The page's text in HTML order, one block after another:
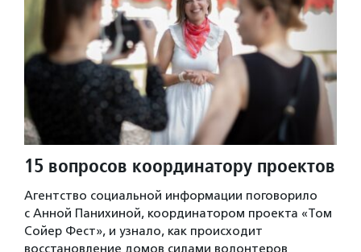
15 вопросов координатору проектов
Агентство социальной информации поговорило
с Анной Панихиной, координатором проекта «Том
Сойер Фест», и узнало, как происходит
восстановление домов силами волонтеров